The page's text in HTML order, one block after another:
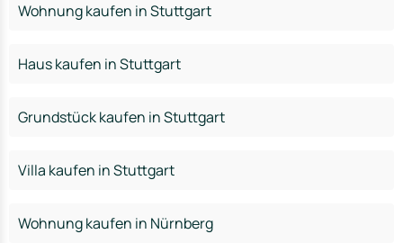
Wohnung kaufen in Stuttgart
Haus kaufen in Stuttgart
Grundstück kaufen in Stuttgart
Villa kaufen in Stuttgart
Wohnung kaufen in Nürnberg